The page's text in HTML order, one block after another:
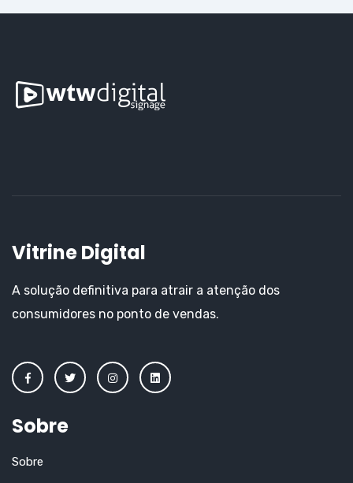
Vitrine Digital
A solução definitiva para atrair a atenção dos
consumidores no ponto de vendas.
Sobre
Sobre